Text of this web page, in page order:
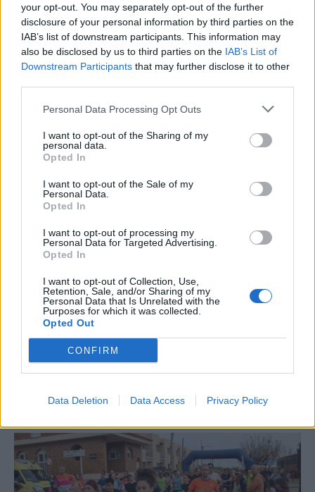
your opt-out. You may separately opt-out of the further
disclosure of your personal information by third parties on the
IAB’s list of downstream participants. This information may
also be disclosed by us to third parties on the IAB’s List of
Downstream Participants that may further disclose it to other
Personal Data Processing Opt Outs
I want to opt-out of the Sharing of my
personal data.
Opted In
I want to opt-out of the Sale of my
Personal Data.
Opted In
I want to opt-out of processing my
Personal Data for Targeted Advertising.
Opted In
I want to opt-out of Collection, Use,
Retention, Sale, and/or Sharing of my
Personal Data that Is Unrelated with the
Purposes for which it was collected.
Opted Out
CONFIRM
Data Deletion Data Access Privacy Policy
Els vestits de paper guanyen força
enguany amb més modistes i gairebé
40 peces a concurs
31 de juliol de 2026
per a gaudir de les Festes Majors
31 de juliol de 2026
Blaumut lidera el cartell musical de les
30 de juliol de 2026
Carrega més